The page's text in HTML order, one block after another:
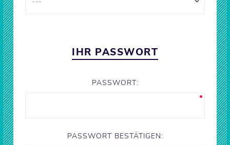
IHR PASSWORT
PASSWORT:
PASSWORT BESTÄTIGEN: